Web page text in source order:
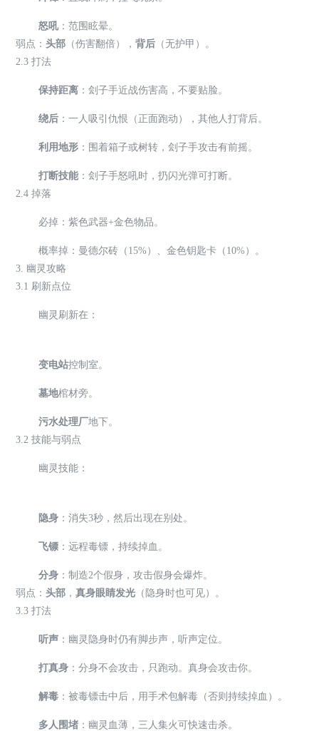
怒吼：范围眩晕。
弱点：头部 （伤害翻倍），背后 （无护甲）。
2.3 打法
保持距离 ：刽子手近战伤害高，不要贴脸。
绕后 ：一人吸引仇恨（正面跑动），其他人打背后。
利用地形 ：围着箱子或树转，刽子手攻击有前摇。
打断技能 ：刽子手怒吼时，扔闪光弹可打断。
2.4 掉落
必掉：紫色武器+金色物品。
概率掉：曼德尔砖（15%）、金色钥匙卡（10%）。
3. 幽灵攻略
3.1 刷新点位
幽灵刷新在：
变电站控制室。
墓地棺材旁。
污水处理厂地下。
3.2 技能与弱点
幽灵技能：
隐身 ：消失3秒，然后出现在别处。
飞镖 ：远程毒镖，持续掉血。
分身 ：制造2个假身，攻击假身会爆炸。
弱点：头部 ，真身眼睛发光 （隐身时也可见）。
3.3 打法
听声 ：幽灵隐身时仍有脚步声，听声定位。
打真身 ：分身不会攻击，只跑动。真身会攻击你。
解毒 ：被毒镖击中后，用手术包解毒（否则持续掉血）。
多人围堵 ：幽灵血薄，三人集火可快速击杀。